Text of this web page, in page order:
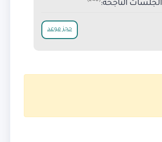
الجلسات الناجحة:
حجز موعد